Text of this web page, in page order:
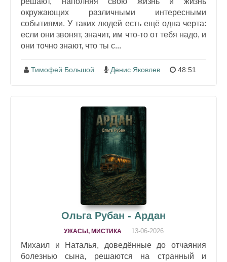
окружающих различными интересными
событиями. У таких людей есть ещё одна черта:
если они звонят, значит, им что-то от тебя надо, и
они точно знают, что ты с...
Тимофей Большой Денис Яковлев 48:51
Ольга Рубан - Ардан
УЖАСЫ, МИСТИКА 13-06-2026
Михаил и Наталья, доведённые до отчаяния
болезнью сына, решаются на странный и